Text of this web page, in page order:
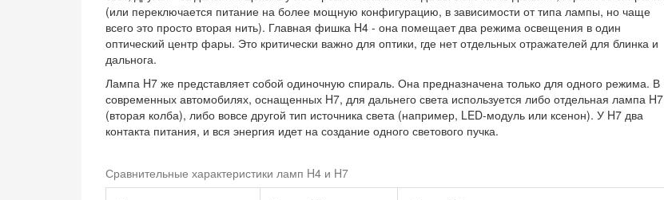
(или переключается питание на более мощную конфигурацию, в зависимости от типа лампы, но чаще
всего это просто вторая нить). Главная фишка H4 - она помещает два режима освещения в один
оптический центр фары. Это критически важно для оптики, где нет отдельных отражателей для блинка и
дальнога.
Лампа H7 же представляет собой одиночную спираль. Она предназначена только для одного режима. В
современных автомобилях, оснащенных H7, для дальнего света используется либо отдельная лампа H7
(вторая колба), либо вовсе другой тип источника света (например, LED-модуль или ксенон). У H7 два
контакта питания, и вся энергия идет на создание одного светового пучка.
Сравнительные характеристики ламп H4 и H7